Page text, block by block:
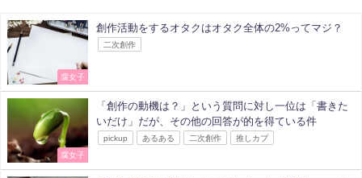
腐女子
創作活動をするオタクはオタク全体の2%ってマジ？
二次創作
腐女子
「創作の動機は？」という質問に対し一位は「書きた
いだけ」だが、その他の回答が的を得ている件
pickup あるある 二次創作 推しカプ